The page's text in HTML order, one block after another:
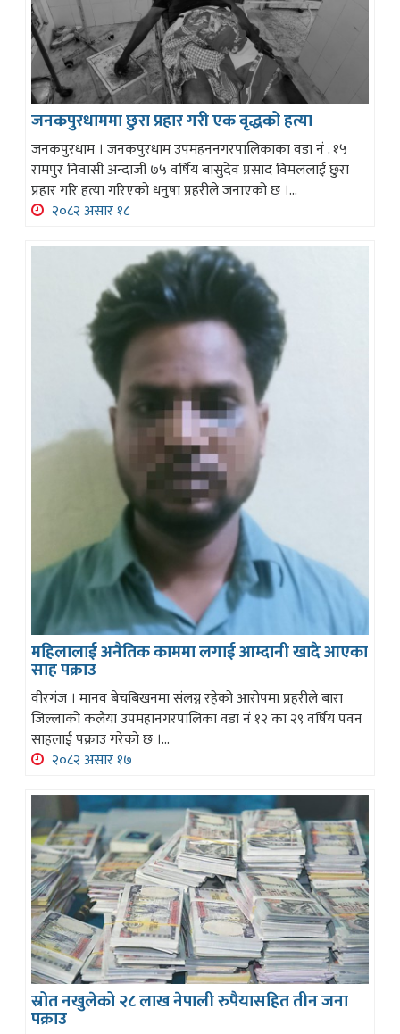
जनकपुरधाममा छुरा प्रहार गरी एक वृद्धको हत्या
जनकपुरधाम । जनकपुरधाम उपमहननगरपालिकाका वडा नं . १५
रामपुर निवासी अन्दाजी ७५ वर्षिय बासुदेव प्रसाद विमललाई छुरा
प्रहार गरि हत्या गरिएको धनुषा प्रहरीले जनाएको छ ।...
२०८२ असार १८
महिलालाई अनैतिक काममा लगाई आम्दानी खादै आएका
साह पक्राउ
वीरगंज । मानव बेचबिखनमा संलग्न रहेको आरोपमा प्रहरीले बारा
जिल्लाको कलैया उपमहानगरपालिका वडा नं १२ का २९ वर्षिय पवन
साहलाई पक्राउ गरेको छ ।...
२०८२ असार १७
स्रोत नखुलेको २८ लाख नेपाली रुपैयासहित तीन जना
पक्राउ